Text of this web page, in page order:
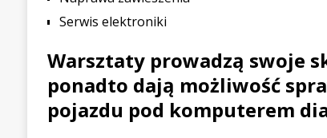
Serwis elektroniki
Warsztaty prowadzą swoje
ponadto dają możliwość
pojazdu pod komputerem